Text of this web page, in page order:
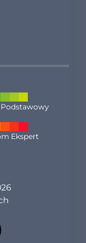
Ekspert